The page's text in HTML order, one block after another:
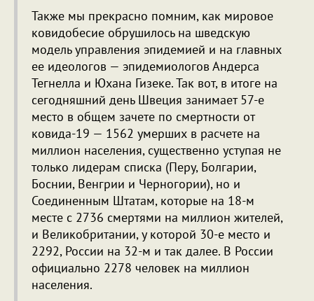
Также мы прекрасно помним, как мировое
ковидобесие обрушилось на шведскую
модель управления эпидемией и на главных
ее идеологов — эпидемиологов Андерса
Тегнелла и Юхана Гизеке. Так вот, в итоге на
сегодняшний день Швеция занимает 57-е
место в общем зачете по смертности от
ковида-19 — 1562 умерших в расчете на
миллион населения, существенно уступая не
только лидерам списка (Перу, Болгарии,
Боснии, Венгрии и Черногории), но и
Соединенным Штатам, которые на 18-м
месте с 2736 смертями на миллион жителей,
и Великобритании, у которой 30-е место и
2292, России на 32-м и так далее. В России
официально 2278 человек на миллион
населения.